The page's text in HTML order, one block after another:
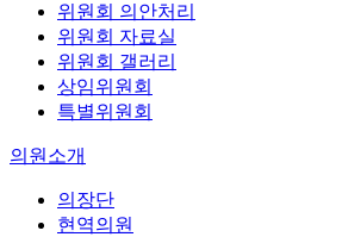
위원회 의안처리
위원회 자료실
위원회 갤러리
상임위원회
특별위원회
의원소개
의장단
현역의원